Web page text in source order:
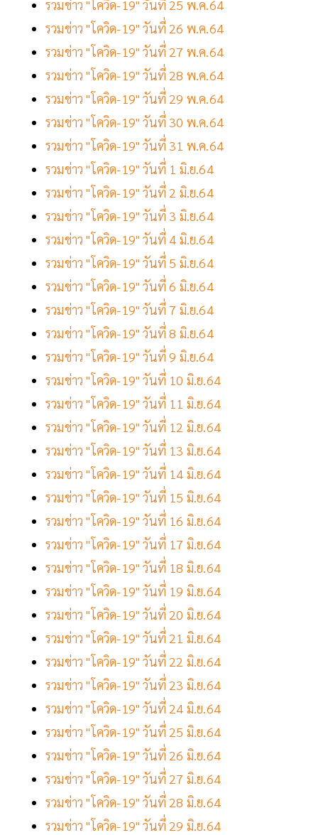
รวมข่าว "โควิด-19" วันที่ 25 พ.ค.64
รวมข่าว "โควิด-19" วันที่ 26 พ.ค.64
รวมข่าว "โควิด-19" วันที่ 27 พ.ค.64
รวมข่าว "โควิด-19" วันที่ 28 พ.ค.64
รวมข่าว "โควิด-19" วันที่ 29 พ.ค.64
รวมข่าว "โควิด-19" วันที่ 30 พ.ค.64
รวมข่าว "โควิด-19" วันที่ 31 พ.ค.64
รวมข่าว "โควิด-19" วันที่ 1 มิ.ย.64
รวมข่าว "โควิด-19" วันที่ 2 มิ.ย.64
รวมข่าว "โควิด-19" วันที่ 3 มิ.ย.64
รวมข่าว "โควิด-19" วันที่ 4 มิ.ย.64
รวมข่าว "โควิด-19" วันที่ 5 มิ.ย.64
รวมข่าว "โควิด-19" วันที่ 6 มิ.ย.64
รวมข่าว "โควิด-19" วันที่ 7 มิ.ย.64
รวมข่าว "โควิด-19" วันที่ 8 มิ.ย.64
รวมข่าว "โควิด-19" วันที่ 9 มิ.ย.64
รวมข่าว "โควิด-19" วันที่ 10 มิ.ย.64
รวมข่าว "โควิด-19" วันที่ 11 มิ.ย.64
รวมข่าว "โควิด-19" วันที่ 12 มิ.ย.64
รวมข่าว "โควิด-19" วันที่ 13 มิ.ย.64
รวมข่าว "โควิด-19" วันที่ 14 มิ.ย.64
รวมข่าว "โควิด-19" วันที่ 15 มิ.ย.64
รวมข่าว "โควิด-19" วันที่ 16 มิ.ย.64
รวมข่าว "โควิด-19" วันที่ 17 มิ.ย.64
รวมข่าว "โควิด-19" วันที่ 18 มิ.ย.64
รวมข่าว "โควิด-19" วันที่ 19 มิ.ย.64
รวมข่าว "โควิด-19" วันที่ 20 มิ.ย.64
รวมข่าว "โควิด-19" วันที่ 21 มิ.ย.64
รวมข่าว "โควิด-19" วันที่ 22 มิ.ย.64
รวมข่าว "โควิด-19" วันที่ 23 มิ.ย.64
รวมข่าว "โควิด-19" วันที่ 24 มิ.ย.64
รวมข่าว "โควิด-19" วันที่ 25 มิ.ย.64
รวมข่าว "โควิด-19" วันที่ 26 มิ.ย.64
รวมข่าว "โควิด-19" วันที่ 27 มิ.ย.64
รวมข่าว "โควิด-19" วันที่ 28 มิ.ย.64
รวมข่าว "โควิด-19" วันที่ 29 มิ.ย.64